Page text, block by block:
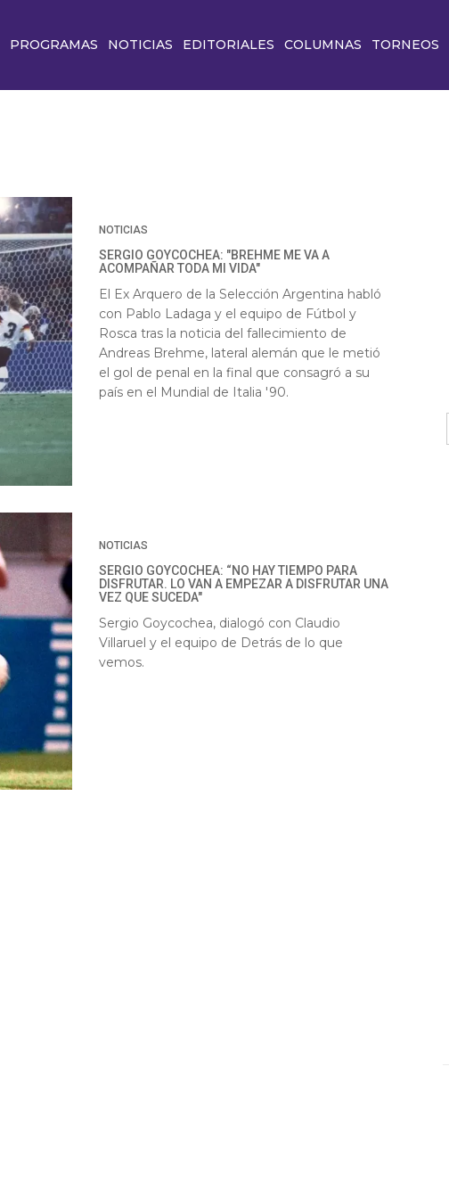
PROGRAMAS NOTICIAS EDITORIALES COLUMNAS TORNEOS
NOTICIAS
SERGIO GOYCOCHEA: "BREHME ME VA A
ACOMPAÑAR TODA MI VIDA"
El Ex Arquero de la Selección Argentina habló
con Pablo Ladaga y el equipo de Fútbol y
Rosca tras la noticia del fallecimiento de
Andreas Brehme, lateral alemán que le metió
el gol de penal en la final que consagró a su
país en el Mundial de Italia '90.
NOTICIAS
SERGIO GOYCOCHEA: “NO HAY TIEMPO PARA
DISFRUTAR. LO VAN A EMPEZAR A DISFRUTAR UNA
VEZ QUE SUCEDA"
Sergio Goycochea, dialogó con Claudio
Villaruel y el equipo de Detrás de lo que
vemos.